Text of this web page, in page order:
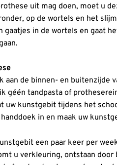
uit mag doen, moet u
op de wortels en het
gaatjes in de wortels en gaat
aan de binnen- en buitenzijde
géén tandpasta of
uw kunstgebit tijdens het
in en maak uw
een paar keer per
u verkleuring, ontstaan